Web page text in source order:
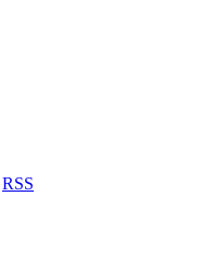
RSS